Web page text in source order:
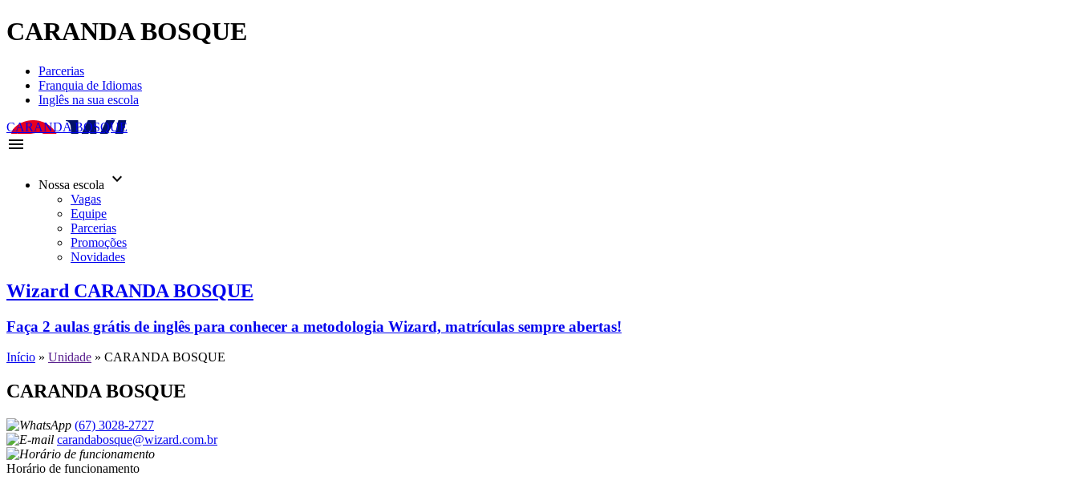
CARANDA BOSQUE
Parcerias
Franquia de Idiomas
Inglês na sua escola
CARANDA BOSQUE
menu
Nossa escola keyboard_arrow_down
Vagas
Equipe
Parcerias
Promoções
Novidades
Wizard CARANDA BOSQUE
Faça 2 aulas grátis de inglês para conhecer a metodologia Wizard, matrículas sempre abertas!
Início » Unidade » CARANDA BOSQUE
CARANDA BOSQUE
(67) 3028-2727
carandabosque@wizard.com.br
Horário de funcionamento